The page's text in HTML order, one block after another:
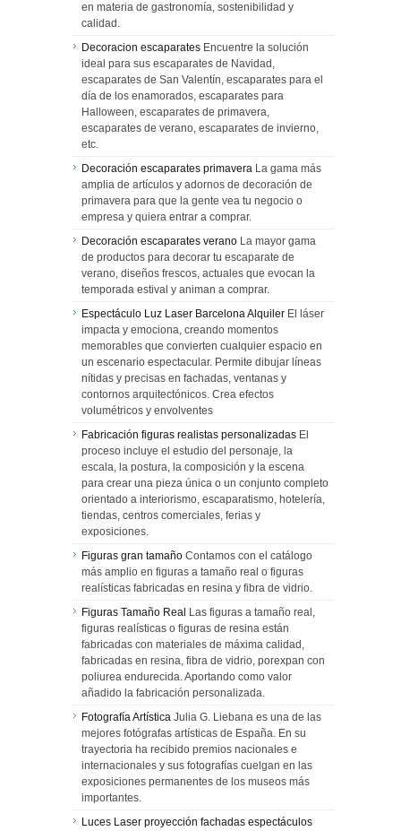
en materia de gastronomía, sostenibilidad y
calidad.
Decoracion escaparates Encuentre la solución
ideal para sus escaparates de Navidad,
escaparates de San Valentín, escaparates para el
día de los enamorados, escaparates para
Halloween, escaparates de primavera,
escaparates de verano, escaparates de invierno,
etc.
Decoración escaparates primavera La gama más
amplia de artículos y adornos de decoración de
primavera para que la gente vea tu negocio o
empresa y quiera entrar a comprar.
Decoración escaparates verano La mayor gama
de productos para decorar tu escaparate de
verano, diseños frescos, actuales que evocan la
temporada estival y animan a comprar.
Espectáculo Luz Laser Barcelona Alquiler El láser
impacta y emociona, creando momentos
memorables que convierten cualquier espacio en
un escenario espectacular. Permite dibujar líneas
nítidas y precisas en fachadas, ventanas y
contornos arquitectónicos. Crea efectos
volumétricos y envolventes
Fabricación figuras realistas personalizadas El
proceso incluye el estudio del personaje, la
escala, la postura, la composición y la escena
para crear una pieza única o un conjunto completo
orientado a interiorismo, escaparatismo, hotelería,
tiendas, centros comerciales, ferias y
exposiciones.
Figuras gran tamaño Contamos con el catálogo
más amplio en figuras a tamaño real o figuras
realísticas fabricadas en resina y fibra de vidrio.
Figuras Tamaño Real Las figuras a tamaño real,
figuras realísticas o figuras de resina están
fabricadas con materiales de máxima calidad,
fabricadas en resina, fibra de vidrio, porexpan con
poliurea endurecida. Aportando como valor
añadido la fabricación personalizada.
Fotografía Artística Julia G. Liebana es una de las
mejores fotógrafas artísticas de España. En su
trayectoria ha recibido premios nacionales e
internacionales y sus fotografías cuelgan en las
exposiciones permanentes de los museos más
importantes.
Luces Laser proyección fachadas espectáculos